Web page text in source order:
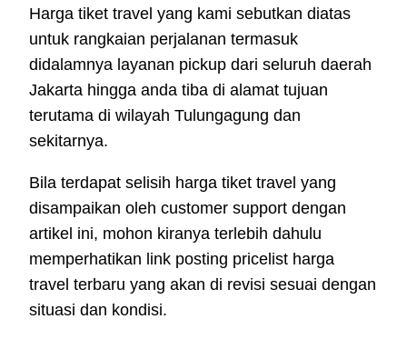
Harga tiket travel yang kami sebutkan diatas
untuk rangkaian perjalanan termasuk
didalamnya layanan pickup dari seluruh daerah
Jakarta hingga anda tiba di alamat tujuan
terutama di wilayah Tulungagung dan
sekitarnya.
Bila terdapat selisih harga tiket travel yang
disampaikan oleh customer support dengan
artikel ini, mohon kiranya terlebih dahulu
memperhatikan link posting pricelist harga
travel terbaru yang akan di revisi sesuai dengan
situasi dan kondisi.